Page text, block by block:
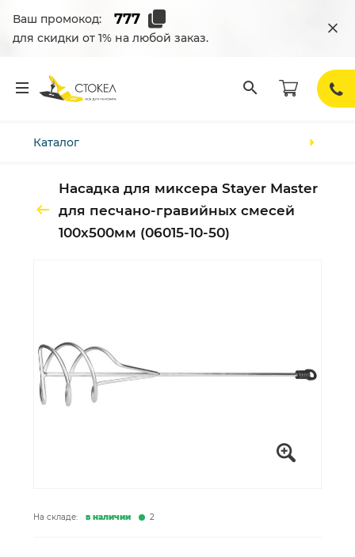
Ваш промокод:
для скидки от 1% на любой заказ.
Каталог
Насадка для миксера Stayer Master
для песчано-гравийных смесей
100х500мм (06015-10-50)
На складе: в наличии 2